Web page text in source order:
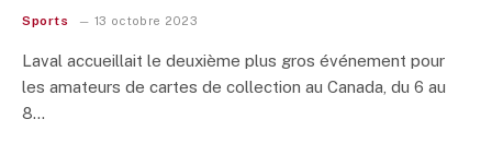
Sports 13 octobre 2023
Laval accueillait le deuxième plus gros événement pour
les amateurs de cartes de collection au Canada, du 6 au
8…